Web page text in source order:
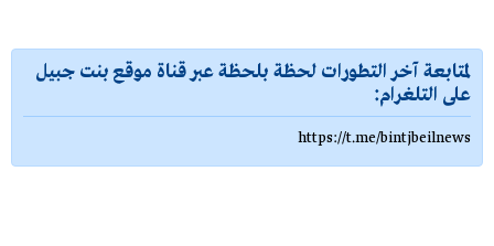
لمتابعة آخر التطورات لحظة بلحظة عبر قناة موقع بنت جبيل
على التلغرام:
https://t.me/bintjbeilnews